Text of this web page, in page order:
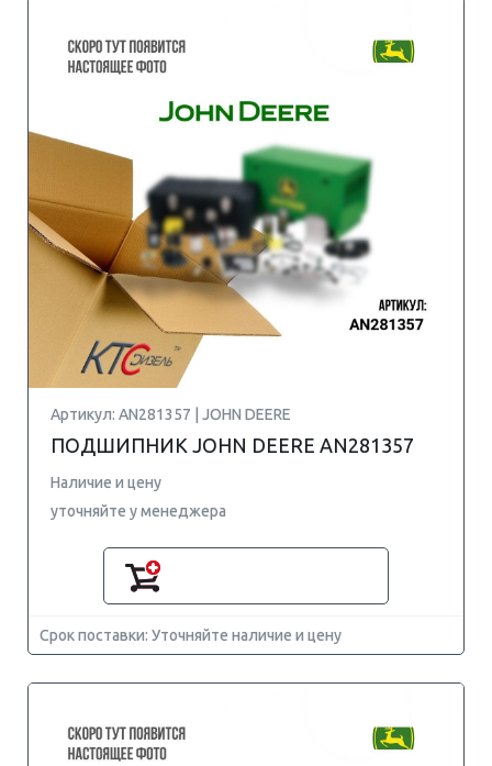
Артикул: AN281357 | JOHN DEERE
ПОДШИПНИК JOHN DEERE AN281357
Наличие и цену
уточняйте у менеджера
Срок поставки: Уточняйте наличие и цену